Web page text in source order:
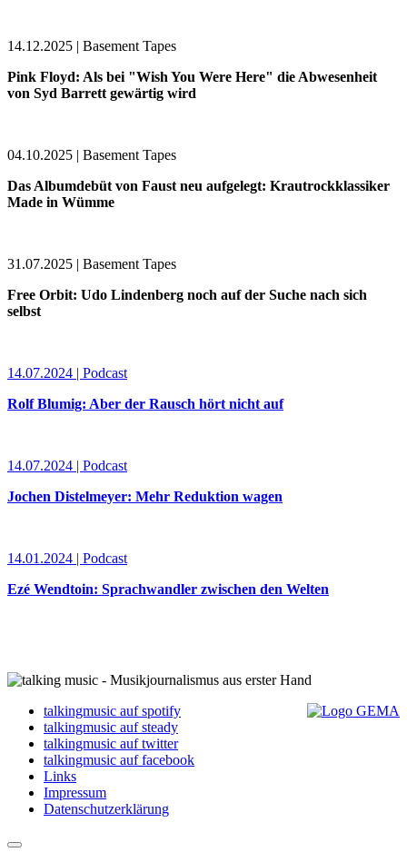
14.12.2025 | Basement Tapes
Pink Floyd: Als bei "Wish You Were Here" die Abwesenheit
von Syd Barrett gewärtig wird
04.10.2025 | Basement Tapes
Das Albumdebüt von Faust neu aufgelegt: Krautrockklassiker
Made in Wümme
31.07.2025 | Basement Tapes
Free Orbit: Udo Lindenberg noch auf der Suche nach sich
selbst
14.07.2024 | Podcast
Rolf Blumig: Aber der Rausch hört nicht auf
14.07.2024 | Podcast
Jochen Distelmeyer: Mehr Reduktion wagen
14.01.2024 | Podcast
Ezé Wendtoin: Sprachwandler zwischen den Welten
talkingmusic auf spotify
talkingmusic auf steady
talkingmusic auf twitter
talkingmusic auf facebook
Links
Impressum
Datenschutzerklärung